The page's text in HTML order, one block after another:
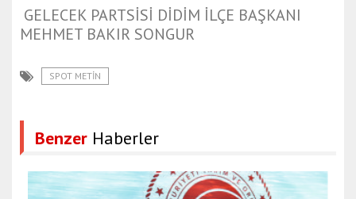
GELECEK PARTSİSİ DİDİM İLÇE BAŞKANI
MEHMET BAKIR SONGUR
SPOT METİN
Benzer Haberler